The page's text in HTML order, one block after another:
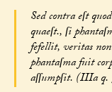
Sed contra eſt
quaeſt., ſi
fefellit, veritas
phantaſma fuit
aſſumpſit. (IIIa